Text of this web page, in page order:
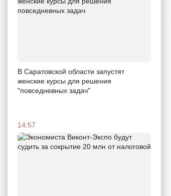
В Саратовской области запустят
женские курсы для решения
"повседневных задач"
14:57